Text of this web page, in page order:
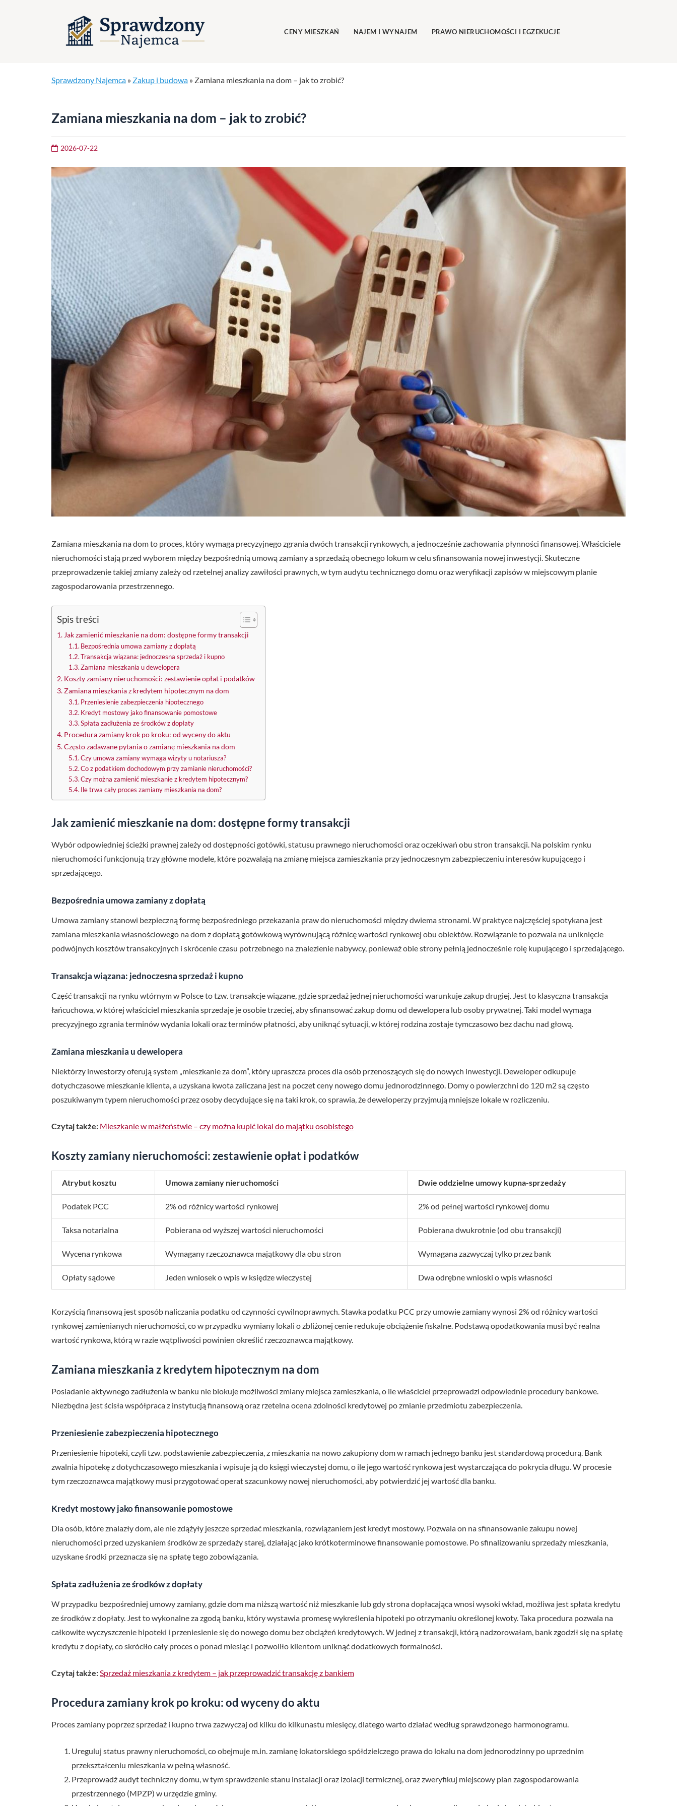
CENY MIESZKAŃ NAJEM I WYNAJEM PRAWO NIERUCHOMOŚCI I EGZEKUCJE
Sprawdzony Najemca » Zakup i budowa » Zamiana mieszkania na dom – jak to zrobić?
Zamiana mieszkania na dom – jak to zrobić?
2026-07-22
Zamiana mieszkania na dom to proces, który wymaga precyzyjnego zgrania dwóch transakcji rynkowych, a jednocześnie zachowania płynności finansowej. Właściciele
nieruchomości stają przed wyborem między bezpośrednią umową zamiany a sprzedażą obecnego lokum w celu sfinansowania nowej inwestycji. Skuteczne
przeprowadzenie takiej zmiany zależy od rzetelnej analizy zawiłości prawnych, w tym audytu technicznego domu oraz weryfikacji zapisów w miejscowym planie
zagospodarowania przestrzennego.
Spis treści
Jak zamienić mieszkanie na dom: dostępne formy transakcji
Bezpośrednia umowa zamiany z dopłatą
Transakcja wiązana: jednoczesna sprzedaż i kupno
Zamiana mieszkania u dewelopera
Koszty zamiany nieruchomości: zestawienie opłat i podatków
Zamiana mieszkania z kredytem hipotecznym na dom
Przeniesienie zabezpieczenia hipotecznego
Kredyt mostowy jako finansowanie pomostowe
Spłata zadłużenia ze środków z dopłaty
Procedura zamiany krok po kroku: od wyceny do aktu
Często zadawane pytania o zamianę mieszkania na dom
Czy umowa zamiany wymaga wizyty u notariusza?
Co z podatkiem dochodowym przy zamianie nieruchomości?
Czy można zamienić mieszkanie z kredytem hipotecznym?
Ile trwa cały proces zamiany mieszkania na dom?
Jak zamienić mieszkanie na dom: dostępne formy transakcji
Wybór odpowiedniej ścieżki prawnej zależy od dostępności gotówki, statusu prawnego nieruchomości oraz oczekiwań obu stron transakcji. Na polskim rynku
nieruchomości funkcjonują trzy główne modele, które pozwalają na zmianę miejsca zamieszkania przy jednoczesnym zabezpieczeniu interesów kupującego i
sprzedającego.
Bezpośrednia umowa zamiany z dopłatą
Umowa zamiany stanowi bezpieczną formę bezpośredniego przekazania praw do nieruchomości między dwiema stronami. W praktyce najczęściej spotykana jest
zamiana mieszkania własnościowego na dom z dopłatą gotówkową wyrównującą różnicę wartości rynkowej obu obiektów. Rozwiązanie to pozwala na uniknięcie
podwójnych kosztów transakcyjnych i skrócenie czasu potrzebnego na znalezienie nabywcy, ponieważ obie strony pełnią jednocześnie rolę kupującego i sprzedającego.
Transakcja wiązana: jednoczesna sprzedaż i kupno
Część transakcji na rynku wtórnym w Polsce to tzw. transakcje wiązane, gdzie sprzedaż jednej nieruchomości warunkuje zakup drugiej. Jest to klasyczna transakcja
łańcuchowa, w której właściciel mieszkania sprzedaje je osobie trzeciej, aby sfinansować zakup domu od dewelopera lub osoby prywatnej. Taki model wymaga
precyzyjnego zgrania terminów wydania lokali oraz terminów płatności, aby uniknąć sytuacji, w której rodzina zostaje tymczasowo bez dachu nad głową.
Zamiana mieszkania u dewelopera
Niektórzy inwestorzy oferują system „mieszkanie za dom”, który upraszcza proces dla osób przenoszących się do nowych inwestycji. Deweloper odkupuje
dotychczasowe mieszkanie klienta, a uzyskana kwota zaliczana jest na poczet ceny nowego domu jednorodzinnego. Domy o powierzchni do 120 m2 są często
poszukiwanym typem nieruchomości przez osoby decydujące się na taki krok, co sprawia, że deweloperzy przyjmują mniejsze lokale w rozliczeniu.
Czytaj także: Mieszkanie w małżeństwie – czy można kupić lokal do majątku osobistego
Koszty zamiany nieruchomości: zestawienie opłat i podatków
Atrybut kosztu Umowa zamiany nieruchomości Dwie oddzielne umowy kupna-sprzedaży
Podatek PCC 2% od różnicy wartości rynkowej 2% od pełnej wartości rynkowej domu
Taksa notarialna Pobierana od wyższej wartości nieruchomości Pobierana dwukrotnie (od obu transakcji)
Wycena rynkowa Wymagany rzeczoznawca majątkowy dla obu stron Wymagana zazwyczaj tylko przez bank
Opłaty sądowe Jeden wniosek o wpis w księdze wieczystej Dwa odrębne wnioski o wpis własności
Korzyścią finansową jest sposób naliczania podatku od czynności cywilnoprawnych. Stawka podatku PCC przy umowie zamiany wynosi 2% od różnicy wartości
rynkowej zamienianych nieruchomości, co w przypadku wymiany lokali o zbliżonej cenie redukuje obciążenie fiskalne. Podstawą opodatkowania musi być realna
wartość rynkowa, którą w razie wątpliwości powinien określić rzeczoznawca majątkowy.
Zamiana mieszkania z kredytem hipotecznym na dom
Posiadanie aktywnego zadłużenia w banku nie blokuje możliwości zmiany miejsca zamieszkania, o ile właściciel przeprowadzi odpowiednie procedury bankowe.
Niezbędna jest ścisła współpraca z instytucją finansową oraz rzetelna ocena zdolności kredytowej po zmianie przedmiotu zabezpieczenia.
Przeniesienie zabezpieczenia hipotecznego
Przeniesienie hipoteki, czyli tzw. podstawienie zabezpieczenia, z mieszkania na nowo zakupiony dom w ramach jednego banku jest standardową procedurą. Bank
zwalnia hipotekę z dotychczasowego mieszkania i wpisuje ją do księgi wieczystej domu, o ile jego wartość rynkowa jest wystarczająca do pokrycia długu. W procesie
tym rzeczoznawca majątkowy musi przygotować operat szacunkowy nowej nieruchomości, aby potwierdzić jej wartość dla banku.
Kredyt mostowy jako finansowanie pomostowe
Dla osób, które znalazły dom, ale nie zdążyły jeszcze sprzedać mieszkania, rozwiązaniem jest kredyt mostowy. Pozwala on na sfinansowanie zakupu nowej
nieruchomości przed uzyskaniem środków ze sprzedaży starej, działając jako krótkoterminowe finansowanie pomostowe. Po sfinalizowaniu sprzedaży mieszkania,
uzyskane środki przeznacza się na spłatę tego zobowiązania.
Spłata zadłużenia ze środków z dopłaty
W przypadku bezpośredniej umowy zamiany, gdzie dom ma niższą wartość niż mieszkanie lub gdy strona dopłacająca wnosi wysoki wkład, możliwa jest spłata kredytu
ze środków z dopłaty. Jest to wykonalne za zgodą banku, który wystawia promesę wykreślenia hipoteki po otrzymaniu określonej kwoty. Taka procedura pozwala na
całkowite wyczyszczenie hipoteki i przeniesienie się do nowego domu bez obciążeń kredytowych. W jednej z transakcji, którą nadzorowałam, bank zgodził się na spłatę
kredytu z dopłaty, co skróciło cały proces o ponad miesiąc i pozwoliło klientom uniknąć dodatkowych formalności.
Czytaj także:Sprzedaż mieszkania z kredytem – jak przeprowadzić transakcję z bankiem
Procedura zamiany krok po kroku: od wyceny do aktu
Proces zamiany poprzez sprzedaż i kupno trwa zazwyczaj od kilku do kilkunastu miesięcy, dlatego warto działać według sprawdzonego harmonogramu.
Ureguluj status prawny nieruchomości, co obejmuje m.in. zamianę lokatorskiego spółdzielczego prawa do lokalu na dom jednorodzinny po uprzednim
przekształceniu mieszkania w pełną własność.
Przeprowadź audyt techniczny domu, w tym sprawdzenie stanu instalacji oraz izolacji termicznej, oraz zweryfikuj miejscowy plan zagospodarowania
przestrzennego (MPZP) w urzędzie gminy.